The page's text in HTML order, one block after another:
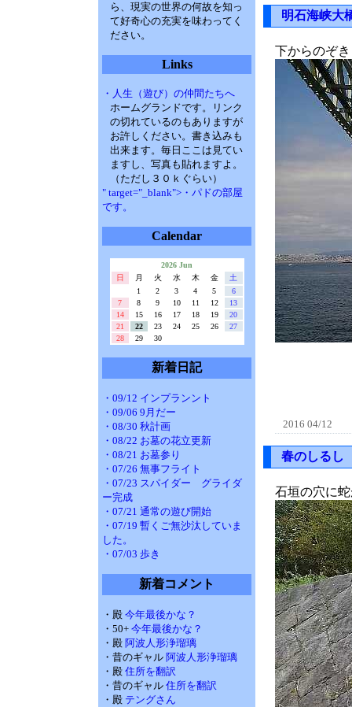
ら、現実の世界の何故を知っ
て好奇心の充実を味わってく
ださい。
Links
・人生（遊び）の仲間たちへ
ホームグランドです。リンク
の切れているのもありますが
お許しください。書き込みも
出来ます。毎日ここは見てい
ますし、写真も貼れますよ。
（ただし３０ｋぐらい）
" target="_blank">・パドの部屋
です。
Calendar
2026 Jun
日
月 火 水 木 金
土
1
2 3 4 5
6
7
8 9 10 11 12
13
14
15 16 17 18 19
20
21
22 23 24 25 26
27
28
29 30
新着日記
・09/12 インプランント
・09/06 9月だー
・08/30 秋計画
・08/22 お墓の花立更新
・08/21 お墓参り
・07/26 無事フライト
・07/23 スパイダー グライダ
ー完成
・07/21 通常の遊び開始
・07/19 暫くご無沙汰していま
した。
・07/03 歩き
新着コメント
・殿 今年最後かな？
・50+ 今年最後かな？
・殿 阿波人形浄瑠璃
・昔のギャル 阿波人形浄瑠璃
・殿 住所を翻訳
・昔のギャル 住所を翻訳
・殿 テングさん
明石海峡大
下からのぞ
2016 04/12
春のしるし
石垣の穴に